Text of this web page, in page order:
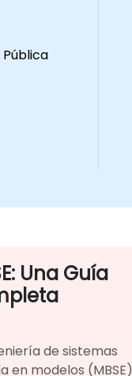
clúster. Asegurar,
y monitorear un
de Kubernetes.
parte
ejercicios y
solicitar
específicas o
otra
por favor
para
Una Guía
de sistemas
en modelos (MBSE)